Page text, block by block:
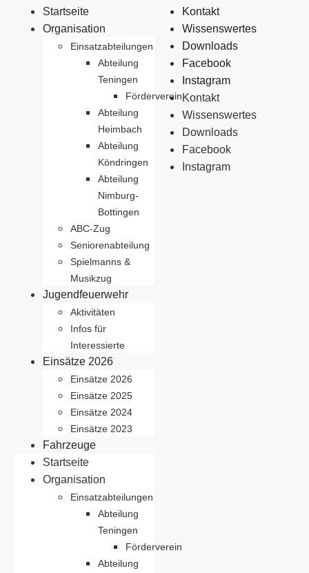
Startseite
Organisation
Einsatzabteilungen
Abteilung
Teningen
Förderverein
Abteilung
Heimbach
Abteilung
Köndringen
Abteilung
Nimburg-
Bottingen
ABC-Zug
Seniorenabteilung
Spielmanns &
Musikzug
Jugendfeuerwehr
Aktivitäten
Infos für
Interessierte
Einsätze 2026
Einsätze 2026
Einsätze 2025
Einsätze 2024
Einsätze 2023
Fahrzeuge
Startseite
Organisation
Einsatzabteilungen
Abteilung
Teningen
Förderverein
Abteilung
Kontakt
Wissenswertes
Downloads
Facebook
Instagram
Kontakt
Wissenswertes
Downloads
Facebook
Instagram